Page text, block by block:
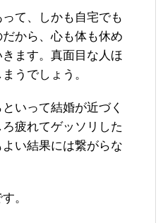
て、しかも自宅でも
から、心も体も休め
ます。真面目な人ほ
うでしょう。
いって結婚が近づく
疲れてゲッソリした
い結果には繋がらな
。